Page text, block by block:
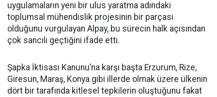
uygulamaların yeni bir ulus yaratma adındaki
toplumsal mühendislik projesinin bir parçası
olduğunu vurgulayan Alpay, bu sürecin halk açısından
çok sancılı geçtiğini ifade etti.
Şapka İktisası Kanunu’na karşı başta Erzurum, Rize,
Giresun, Maraş, Konya gibi illerde olmak üzere ülkenin
dört bir tarafında kitlesel tepkilerin oluştuğunu fakat